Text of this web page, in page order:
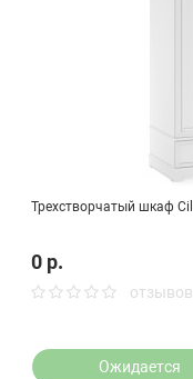
Трехстворчатый шкаф
0 р.
отзывов
Ожидается